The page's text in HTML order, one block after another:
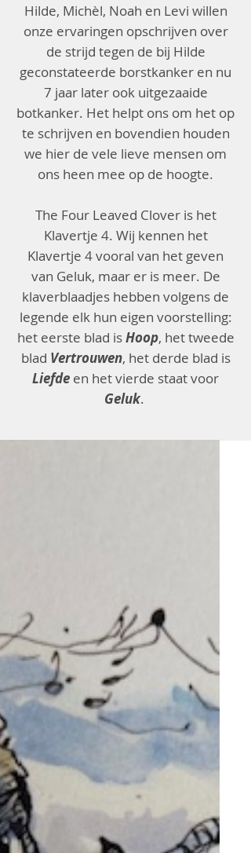
Hilde, Michèl, Noah en Levi willen
onze ervaringen opschrijven over
de strijd tegen de bij Hilde
geconstateerde borstkanker en nu
7 jaar later ook uitgezaaide
botkanker. Het helpt ons om het op
te schrijven en bovendien houden
we hier de vele lieve mensen om
ons heen mee op de hoogte.
The Four Leaved Clover is het
Klavertje 4. Wij kennen het
Klavertje 4 vooral van het geven
van Geluk, maar er is meer. De
klaverblaadjes hebben volgens de
legende elk hun eigen voorstelling:
het eerste blad isHoop, het tweede
blad Vertrouwen, het derde blad is
Liefde en het vierde staat voor
Geluk.